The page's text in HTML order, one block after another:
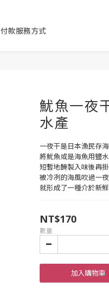
付款服務方式
魷魚一夜
水產
一夜干是日本漁民存
將魷魚或是海魚用鹽水
短暫地醃製入味後再
被冷冽的海風吹過一夜
就形成了一種介於新
NT$170
數量
加入購物車